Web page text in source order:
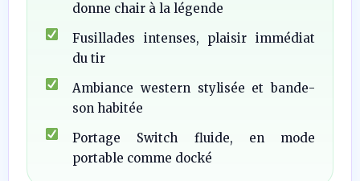
donne chair à la légende
Fusillades intenses, plaisir immédiat
du tir
Ambiance western stylisée et bande-
son habitée
Portage Switch fluide, en mode
portable comme docké